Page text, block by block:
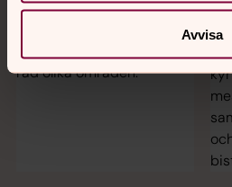
Avvisa
har det kommit in 89
motioner och 5 skrivelser.
rad olika områden.